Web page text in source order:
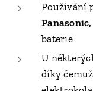
Používání
Panasonic,
baterie
U
díky